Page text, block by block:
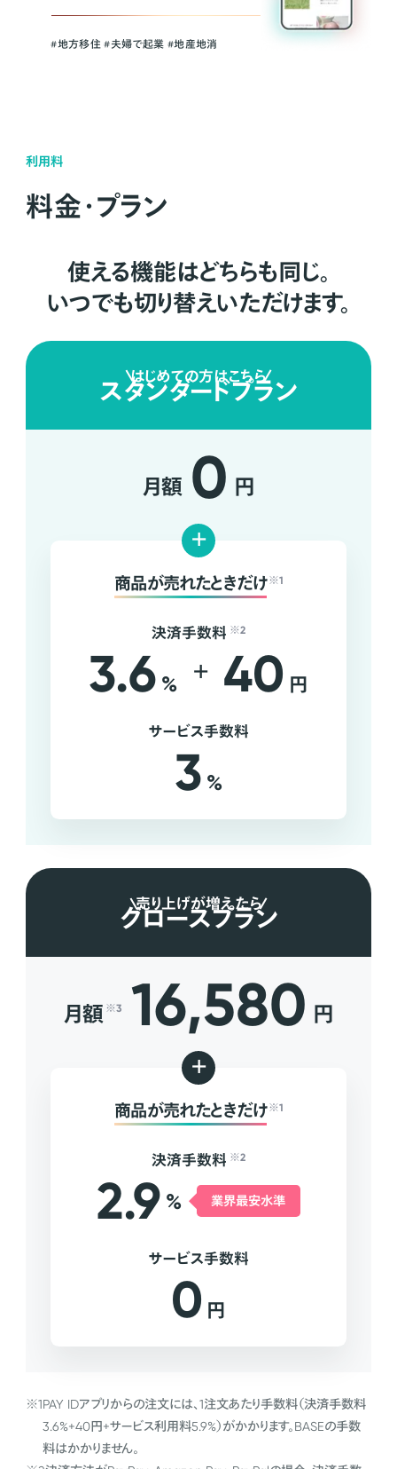
#地方移住 #夫婦で起業 #地産地消
利用料
料金・プラン
使える機能はどちらも同じ。
いつでも切り替えいただけます。
はじめての方はこちら
スタンダードプラン
月額 0 円
+
商品が売れたときだけ ※1
決済手数料 ※2
3.6 % + 40 円
サービス手数料
3 %
売り上げが増えたら
グロースプラン
月額 ※3 16,580 円
+
商品が売れたときだけ ※1
決済手数料 ※2
2.9 % 業界最安水準
サービス手数料
0 円
※1PAY IDアプリからの注文には、1注文あたり手数料（決済手数料
3.6%+40円+サービス利用料5.9%）がかかります。BASEの手数
料はかかりません。